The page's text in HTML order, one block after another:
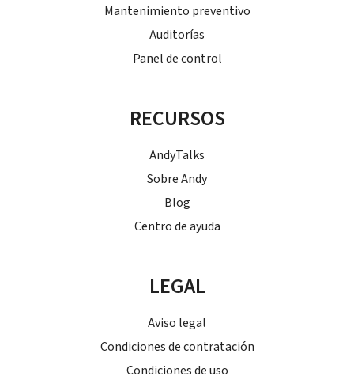
Mantenimiento preventivo
Auditorías
Panel de control
RECURSOS
AndyTalks
Sobre Andy
Blog
Centro de ayuda
LEGAL
Aviso legal
Condiciones de contratación
Condiciones de uso